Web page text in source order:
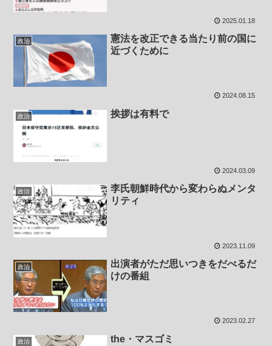
2025.01.18
政治
憲法を改正できる当たり前の国に
近づくために
2024.08.15
政治 挨拶は有料で
2024.03.09
政治
李氏朝鮮時代から変わらぬメンタ
リティ
2023.11.09
政治
出演者がただ思いつきをだべるだ
けの番組
2023.02.27
政治 the・マスゴミ